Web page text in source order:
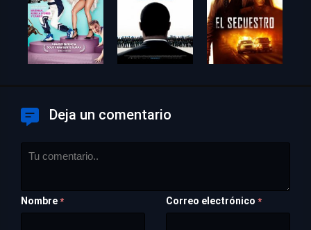
Deja un comentario
Nombre * Correo electrónico *